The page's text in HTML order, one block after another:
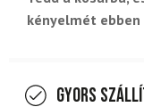
kényelmét ebben
Gyors